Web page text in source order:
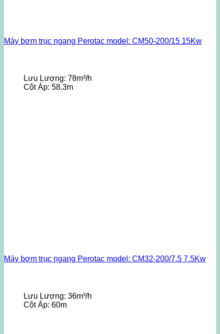
Máy bơm trục ngang Perotac model: CM50-200/15 15Kw
Lưu Lượng: 78m³/h
Cột Áp: 58.3m
Máy bơm trục ngang Perotac model: CM32-200/7.5 7.5Kw
Lưu Lượng: 36m³/h
Cột Áp: 60m